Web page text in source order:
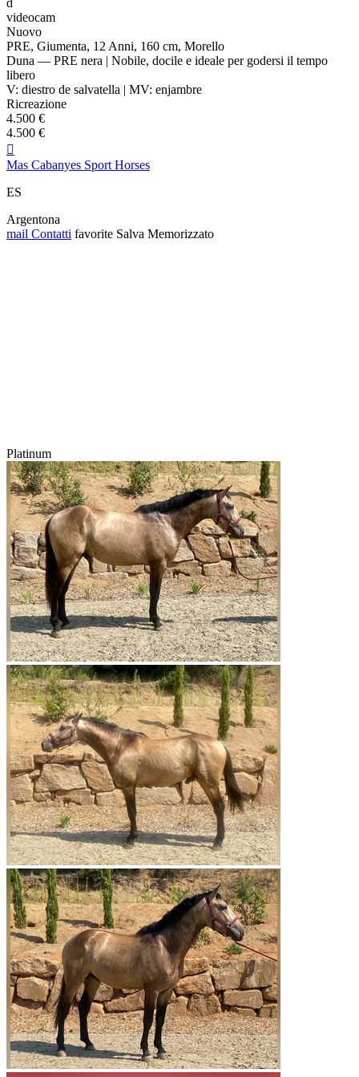
d
videocam
Nuovo
PRE, Giumenta, 12 Anni, 160 cm, Morello
Duna — PRE nera | Nobile, docile e ideale per godersi il tempo
libero
V: diestro de salvatella | MV: enjambre
Ricreazione
4.500 €
4.500 €

Mas Cabanyes Sport Horses
ES
Argentona
mail Contatti favorite Salva Memorizzato
Platinum